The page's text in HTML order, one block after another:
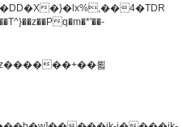
�}�lx%,��4�TDR
��+��뢻